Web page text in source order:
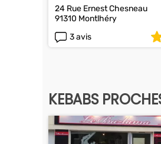
24 Rue Ernest Chesneau
91310 Montlhéry
3 avis
KEBABS